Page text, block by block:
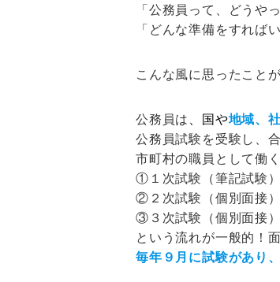
「公務員って、どうや
「どんな準備をすれば
こんな風に思ったこと
公務員は 、国や地域、
公務員試験を受験し、
市町村の職員として働
①１次試験（筆記試験）
②２次試験（個別面接）
③３次試験（個別面接）
という流れが一般的！
毎年９月に試験があり